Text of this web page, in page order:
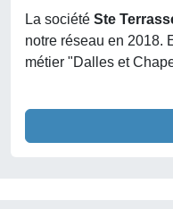
La société Ste
notre réseau en 2018.
métier "Dalles et